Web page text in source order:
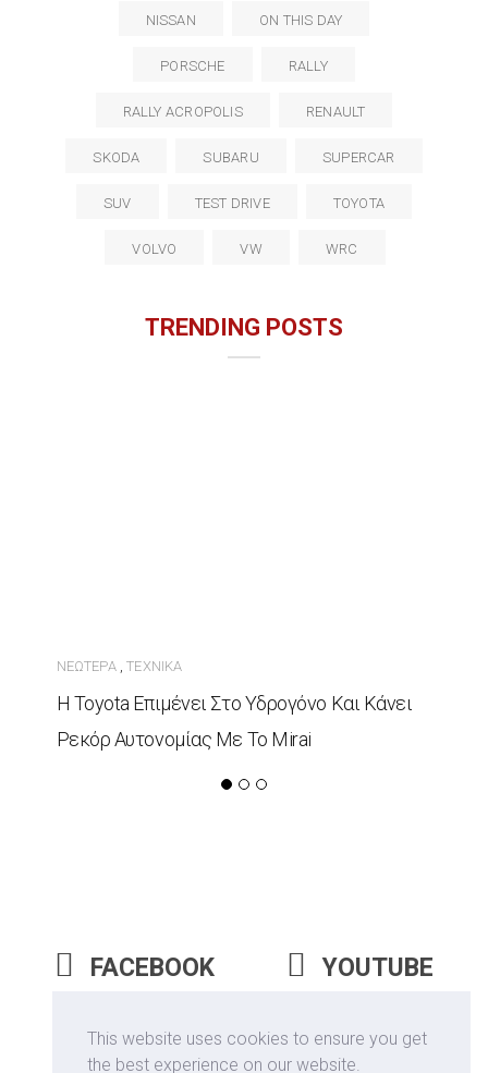
This website uses cookies to ensure you get
the best experience on our website.
NISSAN ON THIS DAY
PORSCHE RALLY
RALLY ACROPOLIS RENAULT
SKODA SUBARU SUPERCAR
SUV TEST DRIVE TOYOTA
VOLVO VW WRC
TRENDING POSTS
ΝΕΏΤΕΡΑ,ΤΕΧΝΙΚΆ
Η Toyota Επιμένει Στο Υδρογόνο Και Κάνει
Ρεκόρ Αυτονομίας Με Το Mirai
FACEBOOK
YOUTUBE
INSTAGRAM